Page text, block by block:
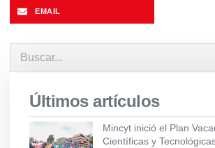
EMAIL
Últimos artículos
Mincyt inició el Plan
Científicas y